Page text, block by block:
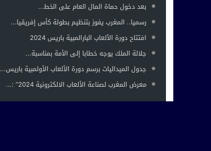
بعد دخول حماة المال العام على الخط...
رسميا.. المغرب يفوز بتنظيم بطولة كأس إفريقيا...
افتتاح دورة الألعاب البارالمبية باريس 2024
جلالة الملك يوجه خطابا إلى الأمة بمناسبة...
جدول الميداليات برسم دورة الألعاب الأولمبية باريس...
معرض المغرب لصناعة الألعاب الالكترونية 2024” :...